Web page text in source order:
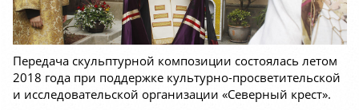
Передача скульптурной композиции состоялась летом
2018 года при поддержке культурно-просветительской
и исследовательской организации «Северный крест».